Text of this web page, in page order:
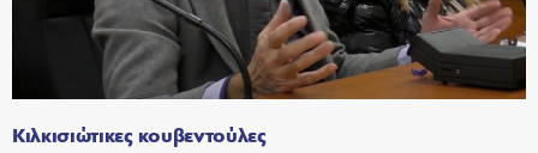
Κιλκισιώτικες κουβεντούλες